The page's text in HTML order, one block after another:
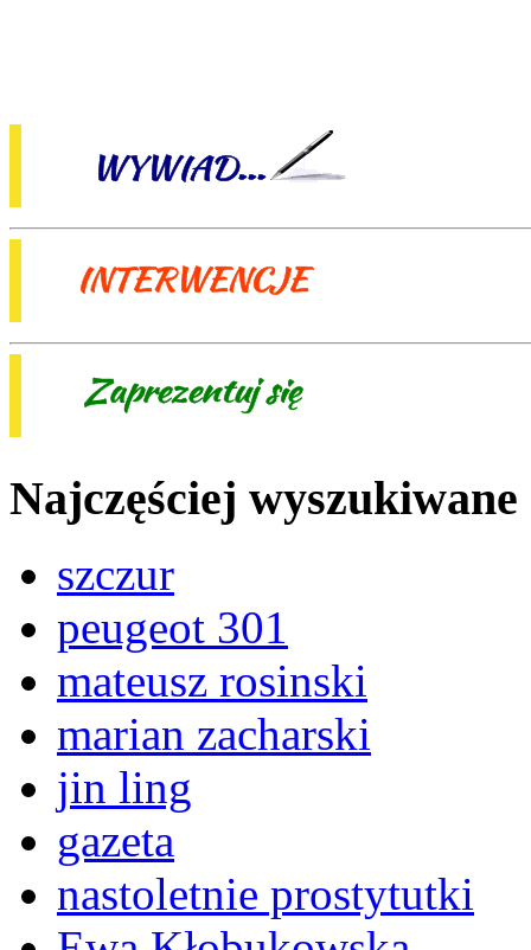
Najczęściej wyszukiwane
szczur
peugeot 301
mateusz rosinski
marian zacharski
jin ling
gazeta
nastoletnie prostytutki